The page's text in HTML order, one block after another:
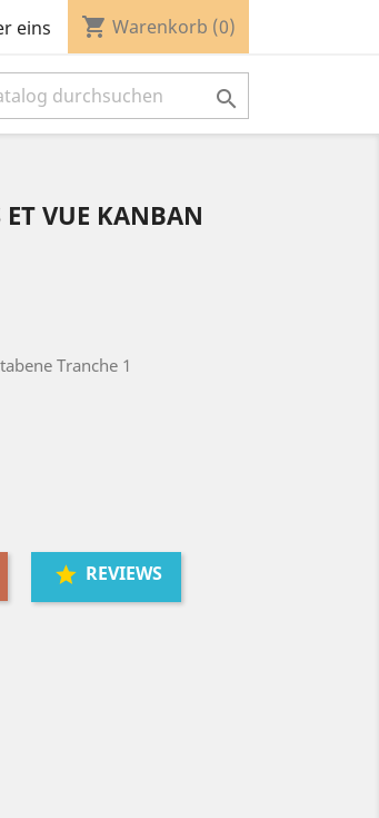
eins shopping_cart Warenkorb (0)

ET VUE KANBAN
Tranche 1
REVIEWS